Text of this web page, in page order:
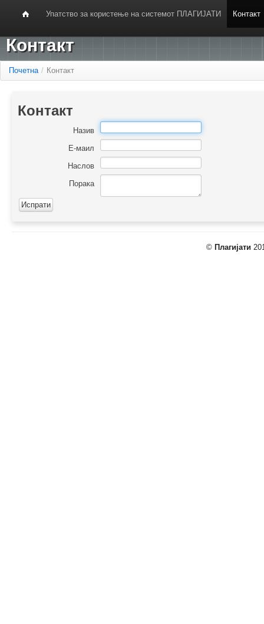
Упатство за користење на системот ПЛАГИЈАТИ Контакт
Контакт
Почетна / Контакт
Контакт
Назив
Е-маил
Наслов
Порака
© Плагијати